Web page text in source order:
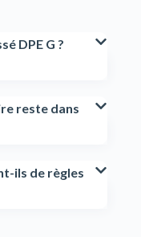
DPE G ?
reste dans
ils de règles